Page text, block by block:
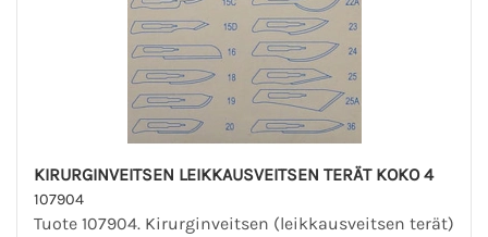
KIRURGINVEITSEN LEIKKAUSVEITSEN TERÄT KOKO 4
107904
Tuote 107904. Kirurginveitsen (leikkausveitsen terät)